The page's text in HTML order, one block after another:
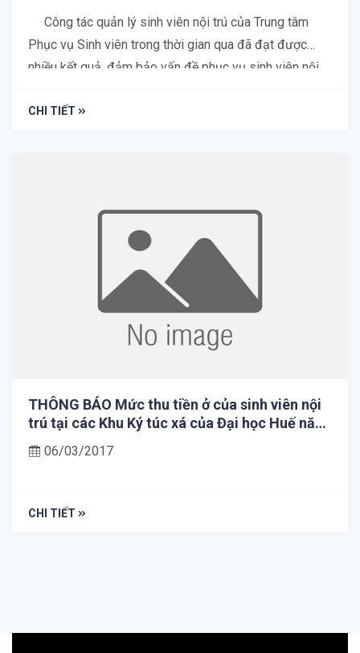
Công tác quản lý sinh viên nội trú của Trung tâm
Phục vụ Sinh viên trong thời gian qua đã đạt được
nhiều kết quả, đảm bảo vấn đề phục vụ sinh viên nội
về chất lượng giáo dục đào tạo của Đại học Huế.
CHI TIẾT
THÔNG BÁO Mức thu tiền ở của sinh viên nội
trú tại các Khu Ký túc xá của Đại học Huế năm
học 2015 – 2016.
06/03/2017
CHI TIẾT